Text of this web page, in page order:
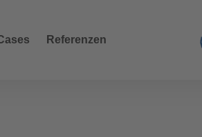
Referenzen